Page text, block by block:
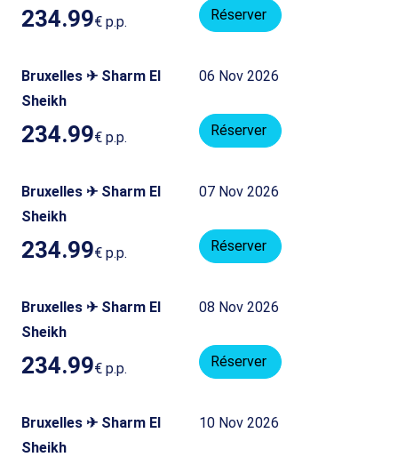
234.99€ p.p. Réserver
Bruxelles ✈ Sharm El
Sheikh
06 Nov 2026
234.99€ p.p. Réserver
Bruxelles ✈ Sharm El
Sheikh
07 Nov 2026
234.99€ p.p. Réserver
Bruxelles ✈ Sharm El
Sheikh
08 Nov 2026
234.99€ p.p. Réserver
Bruxelles ✈ Sharm El
Sheikh
10 Nov 2026